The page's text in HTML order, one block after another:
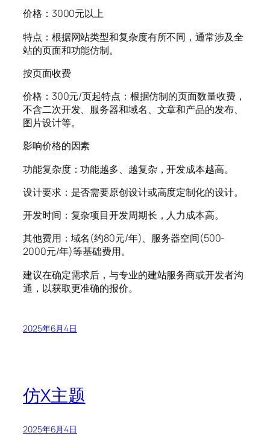
价格：3000元以上
特点：根据网站类型和复杂度有所不同，通常涉及全
站的页面和功能仿制。
按页面收费
价格：300元/页起特点：根据仿制的页面数量收费，
不含二次开发、服务器和域名、文章和产品的发布、
图片设计等。
影响价格的因素
功能复杂度：功能越多、越复杂，开发成本越高。
设计要求：是否需要原创设计或高度定制化的设计。
开发时间：复杂项目开发周期长，人力成本高。
其他费用：域名(约80元/年)、服务器空间(500-
2000元/年)等基础费用。
建议在确定需求后，与专业的建站服务商或开发者沟
通，以获取更准确的报价。
2025年6月4日
仿X主题
2025年6月4日